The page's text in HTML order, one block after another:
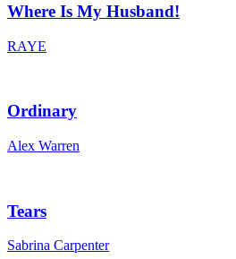
Where Is My Husband!
RAYE
Ordinary
Alex Warren
Tears
Sabrina Carpenter